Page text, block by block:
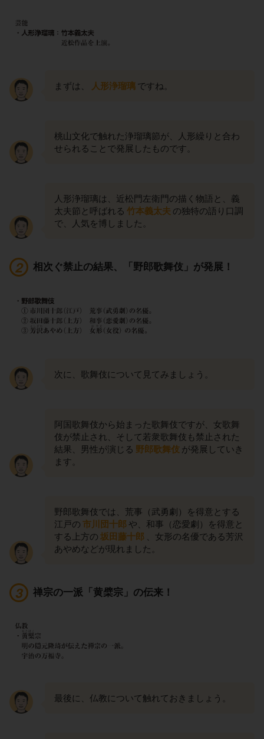
まずは、 人形浄瑠璃 ですね。
桃山文化で触れた浄瑠璃節が、人形繰りと合わ
せられることで発展したものです。
人形浄瑠璃は、近松門左衛門の描く物語と、義
太夫節と呼ばれる 竹本義太夫 の独特の語り口調
で、人気を博しました。
相次ぐ禁止の結果、「野郎歌舞伎」が発展！
次に、歌舞伎について見てみましょう。
阿国歌舞伎から始まった歌舞伎ですが、女歌舞
伎が禁止され、そして若衆歌舞伎も禁止された
結果、男性が演じる 野郎歌舞伎 が発展していき
ます。
野郎歌舞伎では、荒事（武勇劇）を得意とする
江戸の 市川団十郎 や、和事（恋愛劇）を得意と
する上方の 坂田藤十郎 、女形の名優である芳沢
あやめなどが現れました。
禅宗の一派「黄檗宗」の伝来！
最後に、仏教について触れておきましょう。